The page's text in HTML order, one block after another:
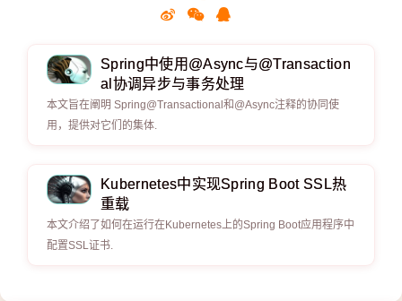
Spring中使用@Async与@Transaction
al协调异步与事务处理
本文旨在阐明 Spring@Transactional和@Async注释的协同使
用，提供对它们的集体.
Kubernetes中实现Spring Boot SSL热
重载
本文介绍了如何在运行在Kubernetes上的Spring Boot应用程序中
配置SSL证书.